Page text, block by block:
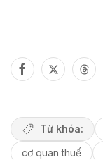
Từ khóa:
cơ quan thuế